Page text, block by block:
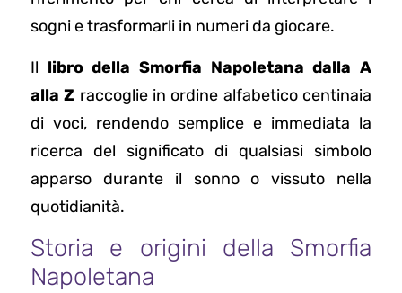
sogni e trasformarli in numeri da giocare.
Il libro della Smorfia Napoletana dalla A
alla Z raccoglie in ordine alfabetico centinaia
di voci, rendendo semplice e immediata la
ricerca del significato di qualsiasi simbolo
apparso durante il sonno o vissuto nella
quotidianità.
Storia e origini della Smorfia
Napoletana